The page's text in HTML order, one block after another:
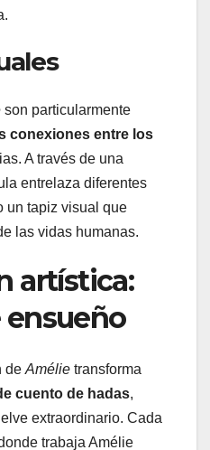
son particularmente
conexiones entre los
A través de una
entrelaza diferentes
un tapiz visual que
las vidas humanas.
artística:
ensueño
de Amélie transforma
cuento de hadas,
extraordinario. Cada
trabaja Amélie